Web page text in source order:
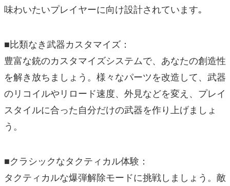
味わいたいプレイヤーに向け設計されています｡
■比類なき武器カスタマイズ：
豊富な銃のカスタマイズシステムで、あなたの創造性
を解き放ちましょう。様々なパーツを改造して、武器
のリコイルやリロード速度、外見などを変え、プレイ
スタイルに合った自分だけの武器を作り上げましょ
う。
■クラシックなタクティカル体験：
タクティカルな爆弾解除モードに挑戦しましょう。敵